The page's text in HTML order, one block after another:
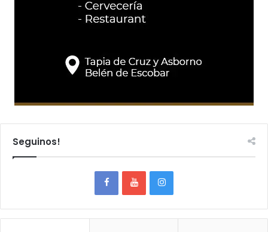
Seguinos!